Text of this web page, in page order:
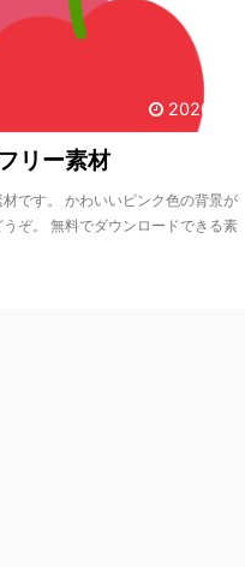
2020/9/16
リー素材
です。 かわいいピンク色の背景が
ぞ。 無料でダウンロードできる素